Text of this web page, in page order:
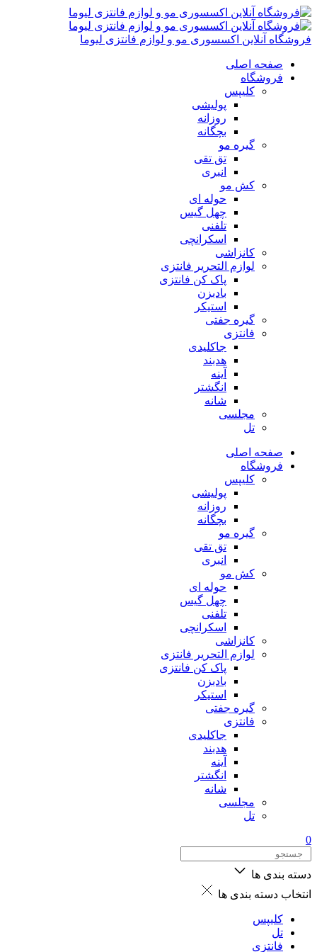
فروشگاه آنلاین اکسسوری مو و لوازم فانتزی لیوما
صفحه اصلی
فروشگاه
کلیپس
پولیشی
روزانه
بچگانه
گیره مو
تق تقی
انبری
کش مو
حوله ای
چهل گیس
تلفنی
اسکرانچی
کانزاشی
لوازم التحریر فانتزی
پاک کن فانتزی
بادبزن
استیکر
گیره جفتی
فانتزی
جاکلیدی
هدبند
آینه
انگشتر
شانه
مجلسی
تل
صفحه اصلی
فروشگاه
کلیپس
پولیشی
روزانه
بچگانه
گیره مو
تق تقی
انبری
کش مو
حوله ای
چهل گیس
تلفنی
اسکرانچی
کانزاشی
لوازم التحریر فانتزی
پاک کن فانتزی
بادبزن
استیکر
گیره جفتی
فانتزی
جاکلیدی
هدبند
آینه
انگشتر
شانه
مجلسی
تل
0
دسته بندی ها
انتخاب دسته بندی ها
کلیپس
تل
فانتزی